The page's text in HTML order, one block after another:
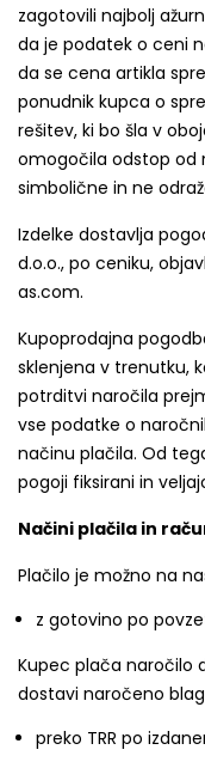
zagotovili najbolj
da je podatek o ceni
da se cena artikla
ponudnik kupca o
rešitev, ki bo šla v
omogočila odstop od
simbolične in ne
Izdelke dostavlja
d.o.o., po ceniku,
as.com.
Kupoprodajna
sklenjena v trenutku,
potrditvi naročila
vse podatke o
načinu plačila. Od
pogoji fiksirani in
Načini plačila in
Plačilo je možno na
z gotovino po
Kupec plača naročilo
dostavi naročeno
preko TRR po